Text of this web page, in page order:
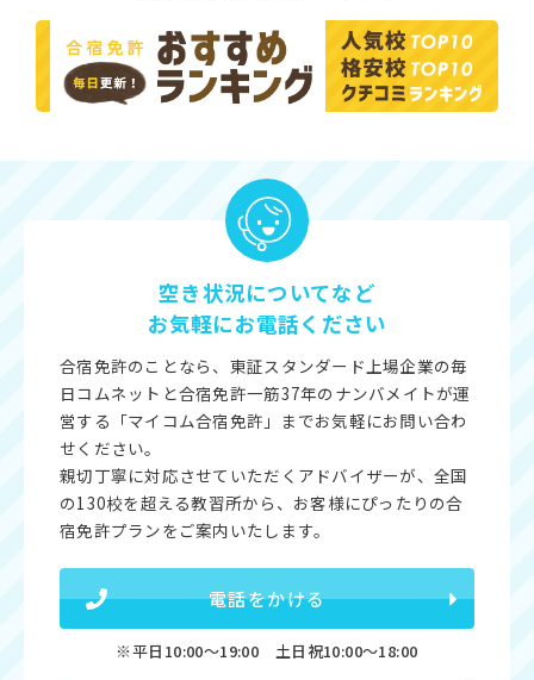
空き状況についてなど
お気軽にお電話ください
合宿免許のことなら、東証スタンダード上場企業の毎
日コムネットと合宿免許一筋37年のナンバメイトが運
営する「マイコム合宿免許」までお気軽にお問い合わ
せください。
親切丁寧に対応させていただくアドバイザーが、全国
の130校を超える教習所から、お客様にぴったりの合
宿免許プランをご案内いたします。
電話をかける
※平日10:00〜19:00 土日祝10:00〜18:00